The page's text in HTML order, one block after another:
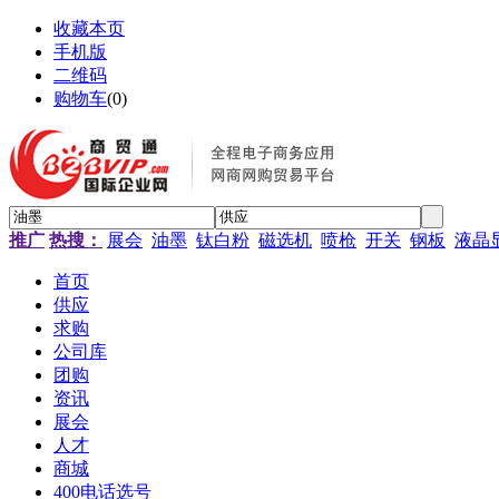
收藏本页
手机版
二维码
购物车(0)
推广 热搜： 展会 油墨 钛白粉 磁选机 喷枪 开关 钢板 液晶
首页
供应
求购
公司库
团购
资讯
展会
人才
商城
400电话选号